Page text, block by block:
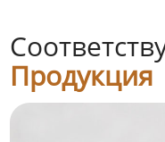
Продукция